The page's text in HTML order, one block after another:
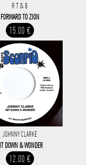
R T & B
FORWARD TO ZION
15.00 €
JOHNNY CLARKE
DOWN & WONDER
12.00 €